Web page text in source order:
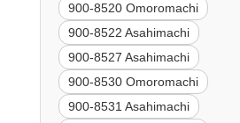
900-8520 Omoromachi
900-8522 Asahimachi
900-8527 Asahimachi
900-8530 Omoromachi
900-8531 Asahimachi